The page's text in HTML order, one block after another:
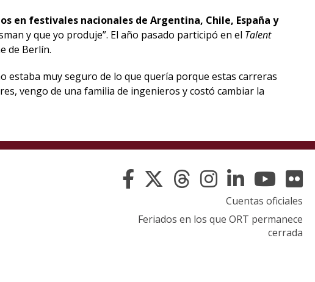
en festivales nacionales de Argentina, Chile, España y
y que yo produje”. El año pasado participó en el Talent
de Berlín.
estaba muy seguro de lo que quería porque estas carreras
vengo de una familia de ingenieros y costó cambiar la
Cuentas oficiales
Feriados en los que ORT permanece
cerrada